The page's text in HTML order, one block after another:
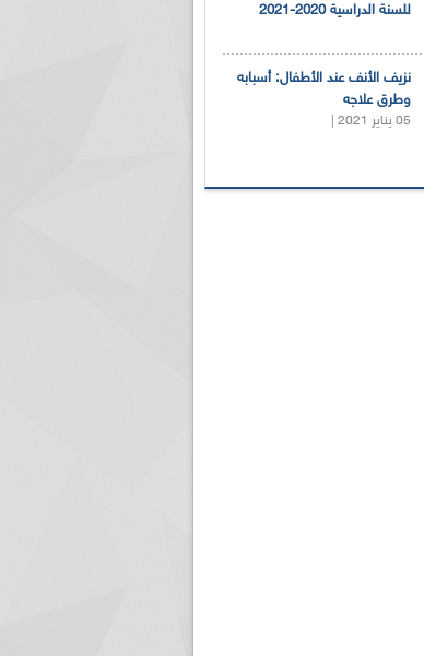
للسنة الدراسية 2020-2021
نزيف الأنف عند الأطفال: أسبابه
وطرق علاجه
05 يناير 2021 |